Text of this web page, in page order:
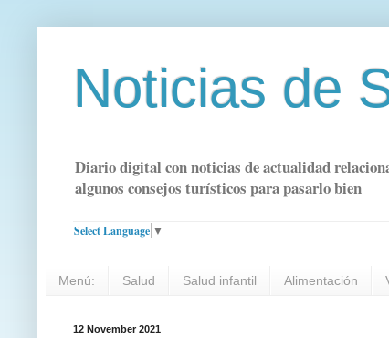
Noticias de
Diario digital con noticias de actualidad
algunos consejos turísticos para pasarlo bien
Select Language ▼
Menú: Salud Salud infantil Alimentación
12 November 2021